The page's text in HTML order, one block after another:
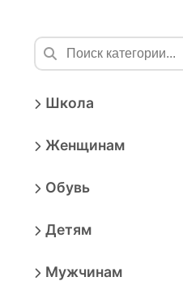
Школа
Женщинам
Обувь
Детям
Мужчинам